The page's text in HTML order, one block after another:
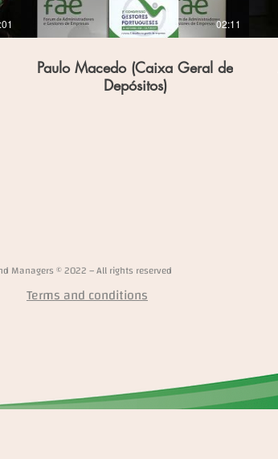
02:11
Paulo Macedo (Caixa Geral de
Depósitos)
Managers © 2022 – All rights reserved
Terms and conditions